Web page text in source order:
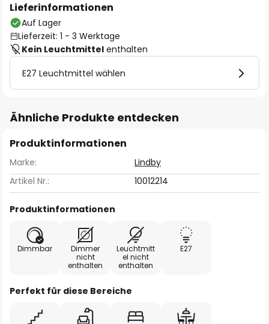
Lieferinformationen
Auf Lager
Lieferzeit: 1 - 3 Werktage
Kein Leuchtmittel enthalten
E27 Leuchtmittel wählen
Ähnliche Produkte entdecken
Produktinformationen
Marke:
Lindby
Artikel Nr.:
10012214
Produktinformationen
Dimmbar
Dimmer
nicht
enthalten
Leuchtmitt
el nicht
enthalten
E27
Perfekt für diese Bereiche